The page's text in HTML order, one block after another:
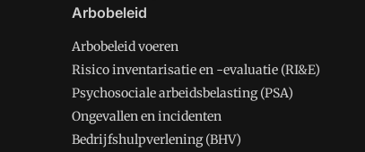
Arbobeleid
Arbobeleid voeren
Risico inventarisatie en -evaluatie (RI&E)
Psychosociale arbeidsbelasting (PSA)
Ongevallen en incidenten
Bedrijfshulpverlening (BHV)